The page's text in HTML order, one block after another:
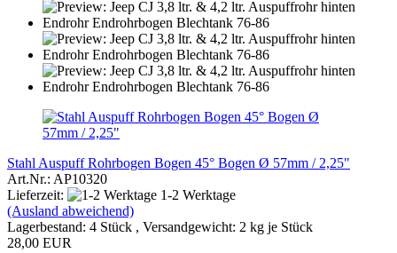
Stahl Auspuff Rohrbogen Bogen 45° Bogen Ø 57mm / 2,25"
Art.Nr.: AP10320
Lieferzeit:
1-2 Werktage
(Ausland abweichend)
Lagerbestand: 4 Stück , Versandgewicht: 2 kg je Stück
28,00 EUR